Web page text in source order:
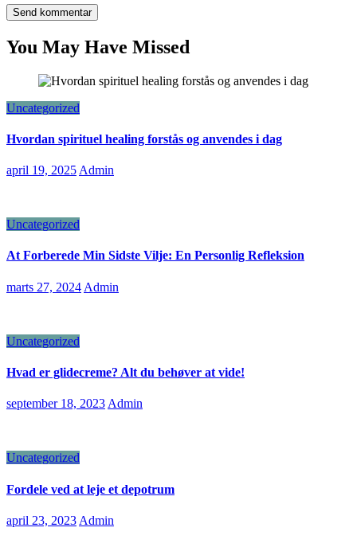
You May Have Missed
Uncategorized
Hvordan spirituel healing forstås og anvendes i dag
april 19, 2025 Admin
Uncategorized
At Forberede Min Sidste Vilje: En Personlig Refleksion
marts 27, 2024 Admin
Uncategorized
Hvad er glidecreme? Alt du behøver at vide!
september 18, 2023 Admin
Uncategorized
Fordele ved at leje et depotrum
april 23, 2023 Admin